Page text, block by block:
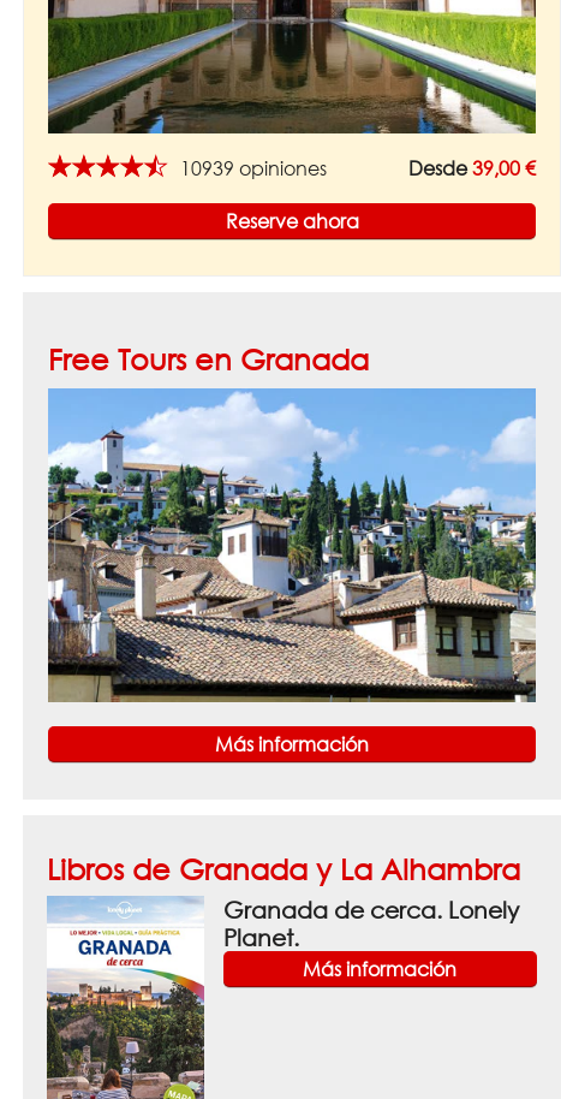
★★★★★ 10939 opiniones Desde39,00 €
Reserve ahora
Free Tours en Granada
Más información
Libros de Granada y La Alhambra
Granada de cerca. Lonely
Planet.
Más información